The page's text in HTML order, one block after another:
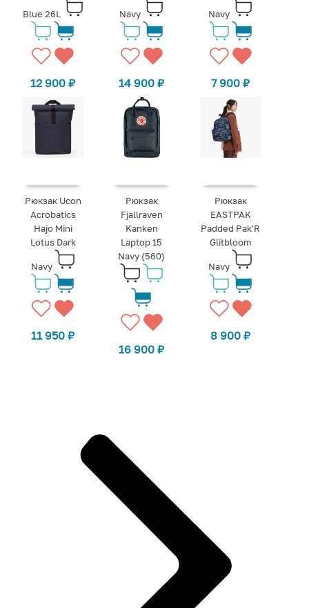
Blue 26L
12 900₽
Navy
14 900₽
Navy
7 900₽
Рюкзак Ucon
Acrobatics
Hajo Mini
Lotus Dark
Navy
11 950₽
Рюкзак
Fjallraven
Kanken
Laptop 15
Navy (560)
16 900₽
Рюкзак
EASTPAK
Padded Pak'R
Glitbloom
Navy
8 900₽